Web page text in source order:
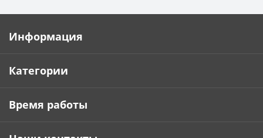
Информация
Категории
Время работы